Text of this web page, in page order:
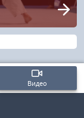
Видео